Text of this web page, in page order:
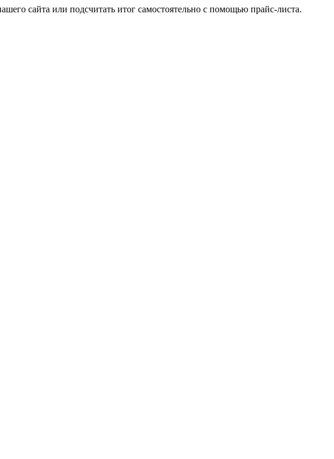
сайта или подсчитать итог самостоятельно с помощью прайс-листа.